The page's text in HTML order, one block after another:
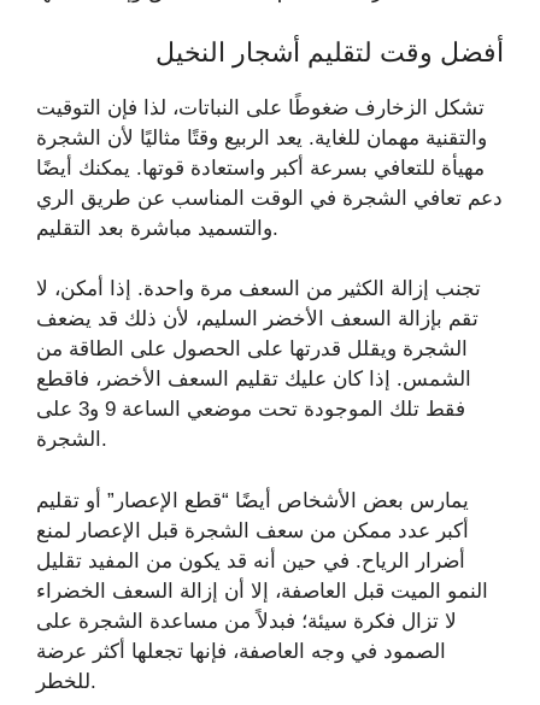
أفضل وقت لتقليم أشجار النخيل
تشكل الزخارف ضغوطًا على النباتات، لذا فإن التوقيت
والتقنية مهمان للغاية. يعد الربيع وقتًا مثاليًا لأن الشجرة
مهيأة للتعافي بسرعة أكبر واستعادة قوتها. يمكنك أيضًا
دعم تعافي الشجرة في الوقت المناسب عن طريق الري
والتسميد مباشرة بعد التقليم.
تجنب إزالة الكثير من السعف مرة واحدة. إذا أمكن، لا
تقم بإزالة السعف الأخضر السليم، لأن ذلك قد يضعف
الشجرة ويقلل قدرتها على الحصول على الطاقة من
الشمس. إذا كان عليك تقليم السعف الأخضر، فاقطع
فقط تلك الموجودة تحت موضعي الساعة 9 و3 على
الشجرة.
يمارس بعض الأشخاص أيضًا “قطع الإعصار” أو تقليم
أكبر عدد ممكن من سعف الشجرة قبل الإعصار لمنع
أضرار الرياح. في حين أنه قد يكون من المفيد تقليل
النمو الميت قبل العاصفة، إلا أن إزالة السعف الخضراء
لا تزال فكرة سيئة؛ فبدلاً من مساعدة الشجرة على
الصمود في وجه العاصفة، فإنها تجعلها أكثر عرضة
للخطر.